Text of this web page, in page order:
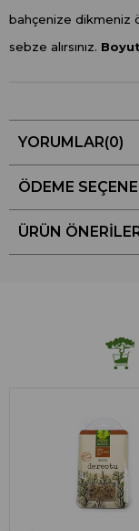
bahçenize dikmeniz
sebze alırsınız.
YORUMLAR(0)
ÖDEME
ÜRÜN